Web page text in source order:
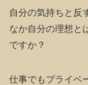
自分の気持ちと反
なか自分の理想と
ですか？
仕事でもプライベ